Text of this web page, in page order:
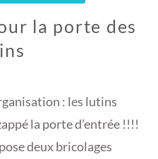
la porte des
: les lutins
la porte d’entrée !!!!
deux bricolages